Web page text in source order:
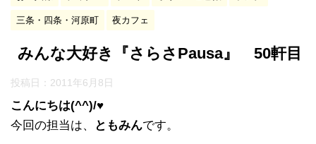
三条・四条・河原町 夜カフェ
みんな大好き『さらさPausa』 50軒目
投稿日： 2011年6月8日
こんにちは(^^)/♥
今回の担当は、
ともみんです。